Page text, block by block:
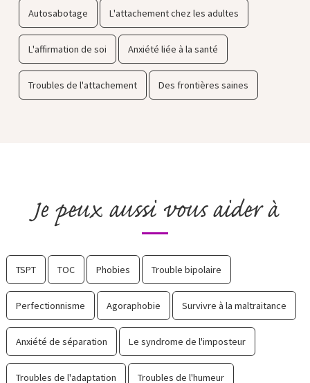
Autosabotage L'attachement chez les adultes
L'affirmation de soi Anxiété liée à la santé
Troubles de l'attachement Des frontières saines
Je peux aussi vous aider à
TSPT TOC Phobies Trouble bipolaire
Perfectionnisme Agoraphobie Survivre à la maltraitance
Anxiété de séparation Le syndrome de l'imposteur
Troubles de l'adaptation Troubles de l'humeur